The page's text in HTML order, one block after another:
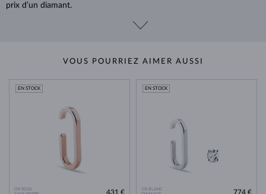
prix d’un diamant.
VOUS POURRIEZ AIMER AUSSI
OR ROSE
EN STOCK
431 €
OR BLANC
EN STOCK
774 €